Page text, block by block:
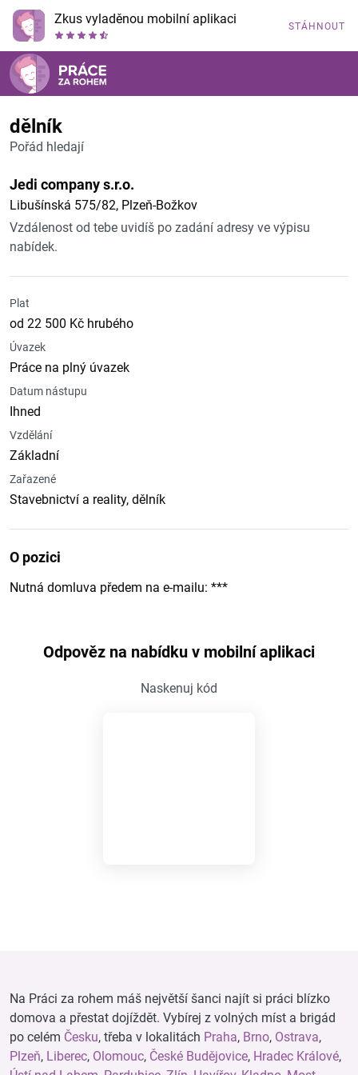
Zkus vyladěnou mobilní aplikaci STÁHNOUT
dělník
Pořád hledají
Jedi company s.r.o.
Libušínská 575/82, Plzeň-Božkov
Vzdálenost od tebe uvidíš po zadání adresy ve výpisu
nabídek.
Plat
od 22 500 Kč hrubého
Úvazek
Práce na plný úvazek
Datum nástupu
Ihned
Vzdělání
Základní
Zařazené
Stavebnictví a reality, dělník
O pozici
Nutná domluva předem na e-mailu: ***
Odpověz na nabídku v mobilní aplikaci
Naskenuj kód
Na Práci za rohem máš největší šanci najít si práci blízko
domova a přestat dojíždět. Vybírej z volných míst a brigád
po celém Česku, třeba v lokalitách Praha, Brno, Ostrava,
Plzeň, Liberec, Olomouc, České Budějovice, Hradec Králové,